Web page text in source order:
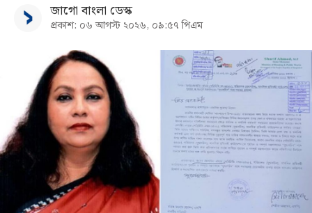
জাগো বাংলা ডেস্ক
প্রকাশ: ০৬ আগস্ট ২০২৬, ০৯:৫৭ পিএম